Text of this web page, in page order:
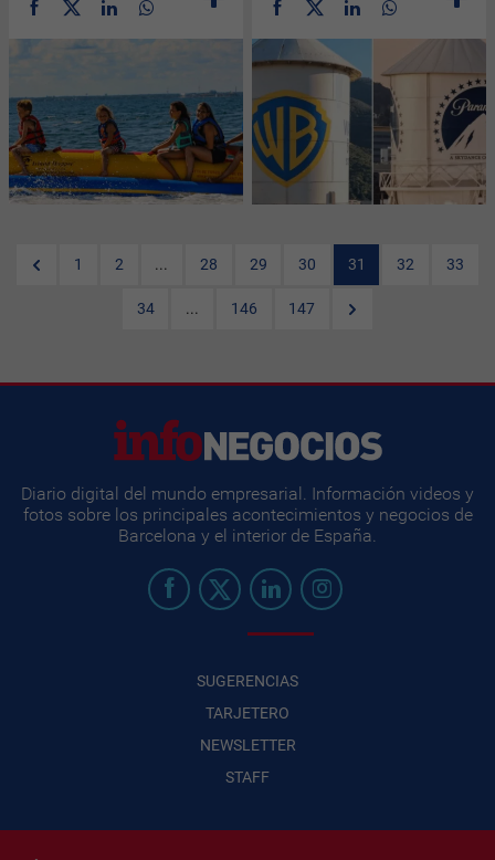
1 2 ... 28 29 30 31 32 33
34 ... 146 147
Diario digital del mundo empresarial. Información videos y
fotos sobre los principales acontecimientos y negocios de
Barcelona y el interior de España.
SUGERENCIAS
TARJETERO
NEWSLETTER
STAFF